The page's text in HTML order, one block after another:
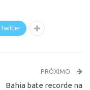
Twitter
PRÓXIMO
Bahia bate recorde na